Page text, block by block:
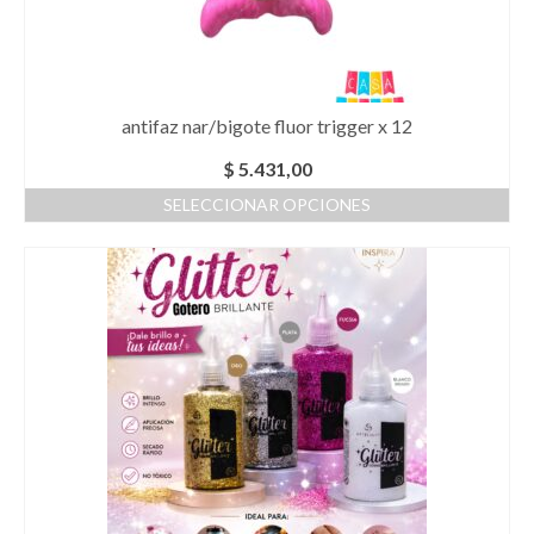
en
antifaz nar/bigote fluor trigger x 12
$ 5.431,00
SELECCIONAR OPCIONES
producto
tiene
múltiples
variantes.
Las
opciones
se
pueden
elegir
en
la
página